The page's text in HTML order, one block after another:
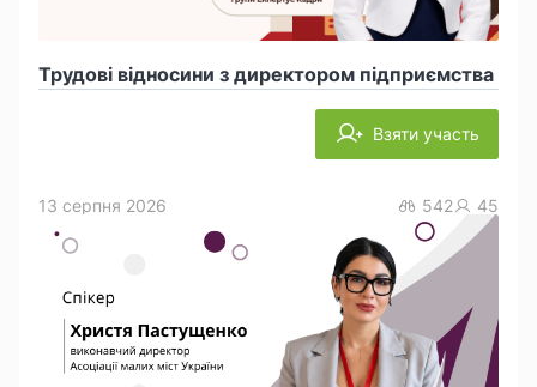
Трудові відносини з директором підприємства
Взяти участь
13 серпня 2026 542 45